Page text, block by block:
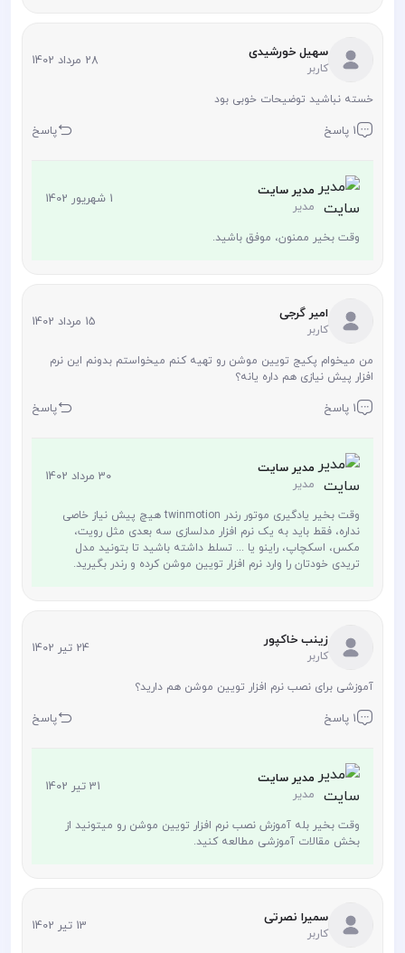
سهیل خورشیدی
کاربر 28 مرداد 1402
خسته نباشید توضیحات خوبی بود
1 پاسخ پاسخ
مدیر سایت
مدیر 1 شهریور 1402
وقت بخیر ممنون، موفق باشید.
امیر گرجی
کاربر 15 مرداد 1402
من میخوام پکیج تویین موشن رو تهیه کنم میخواستم بدونم این نرم
افزار پیش نیازی هم داره یانه؟
1 پاسخ پاسخ
مدیر سایت
مدیر 30 مرداد 1402
وقت بخیر یادگیری موتور رندر twinmotion هیچ پیش نیاز خاصی
نداره، فقط باید به یک نرم افزار مدلسازی سه بعدی مثل رویت،
مکس، اسکچاپ، راینو یا ... تسلط داشته باشید تا بتونید مدل
تریدی خودتان را وارد نرم افزار تویین موشن کرده و رندر بگیرید.
زینب خاکپور
کاربر 24 تیر 1402
آموزشی برای نصب نرم افزار تویین موشن هم دارید؟
1 پاسخ پاسخ
مدیر سایت
مدیر 31 تیر 1402
وقت بخیر بله آموزش نصب نرم افزار تویین موشن رو میتونید از
بخش مقالات آموزشی مطالعه کنید.
سمیرا نصرتی
کاربر 13 تیر 1402